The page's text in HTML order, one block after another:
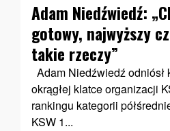
Adam Niedźwiedź:
gotowy, najwyższy
takie rzeczy”
Adam Niedźwiedź
okrągłej klatce organizacji
rankingu kategorii
KSW 1...